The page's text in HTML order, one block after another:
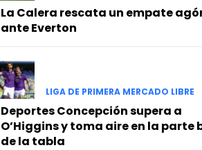
La Calera rescata un empate
ante Everton
LIGA DE PRIMERA MERCADO LIBRE
Deportes Concepción supera a
O’Higgins y toma aire en la parte
de la tabla